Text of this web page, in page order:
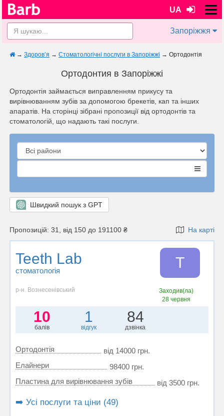
UA
Запоріжжя
→ Здоров’я → Стоматологічні послуги в Запоріжжі → Ортодонтія
Ортодонтия в Запоріжжі
Ортодонтія займається виправленням прикусу та
вирівнюванням зубів за допомогою брекетів, кап та інших
апаратів. На сторінці зібрані пропозиції від ортодонтів та
стоматологій, що надають такі послуги.
Швидкий пошук з GPT
Пропозицій: 31, від 150 до 191100 ₴ На карті
Teeth Lab
стоматологія T
р-н. Вознесенівський
Заходив(ла)
28 червня
10
балів
1
відгук
84
дзвінка
Ортодонтія
від 14000 грн.
Елайнери
98400 грн.
Пластина для вирівнювання зубів
від 3500 грн.
➡️ Усі послуги та ціни (49)